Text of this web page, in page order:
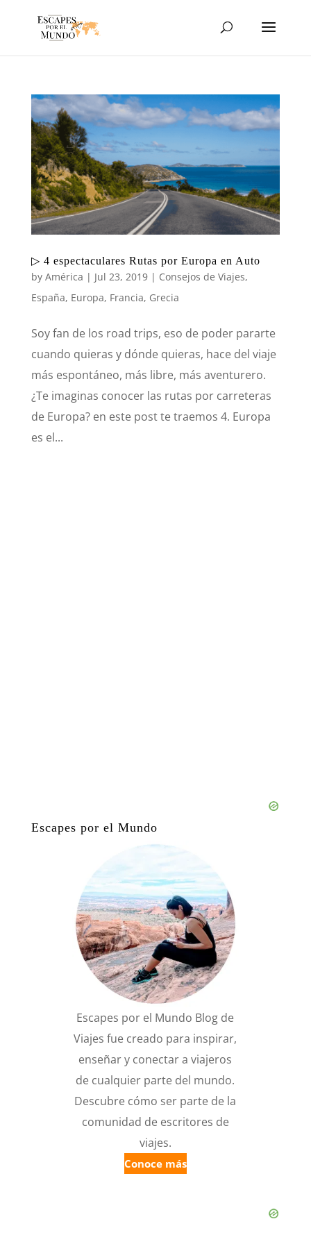
▷ 4 espectaculares Rutas por Europa en Auto
by América | Jul 23, 2019| Consejos de Viajes,
España, Europa, Francia, Grecia
Soy fan de los road trips, eso de poder pararte
cuando quieras y dónde quieras, hace del viaje
más espontáneo, más libre, más aventurero.
¿Te imaginas conocer las rutas por carreteras
de Europa? en este post te traemos 4. Europa
es el...
Escapes por el Mundo
Escapes por el Mundo Blog de
Viajes fue creado para inspirar,
enseñar y conectar a viajeros
de cualquier parte del mundo.
Descubre cómo ser parte de la
comunidad de escritores de
viajes.
Conoce más